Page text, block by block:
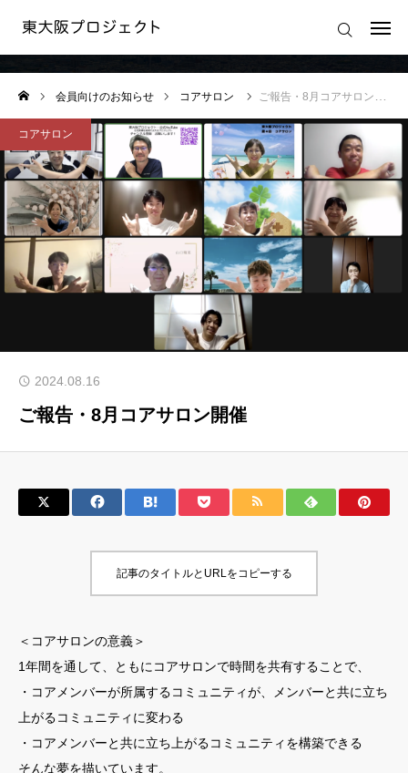
会員向けのお知らせ
会員向けのお知らせ コアサロン ご報告・8月コアサロン開催
コアサロン
2024.08.16
ご報告・8月コアサロン開催
記事のタイトルとURLをコピーする
＜コアサロンの意義＞
1年間を通して、ともにコアサロンで時間を共有することで、
・コアメンバーが所属するコミュニティが、メンバーと共に立ち
上がるコミュニティに変わる
・コアメンバーと共に立ち上がるコミュニティを構築できる
そんな夢を描いています。
ログイン
東大阪プロジェクトの想い
東大阪プロジェクトの活動
東大阪プロジェクト 運営規約
運営会社